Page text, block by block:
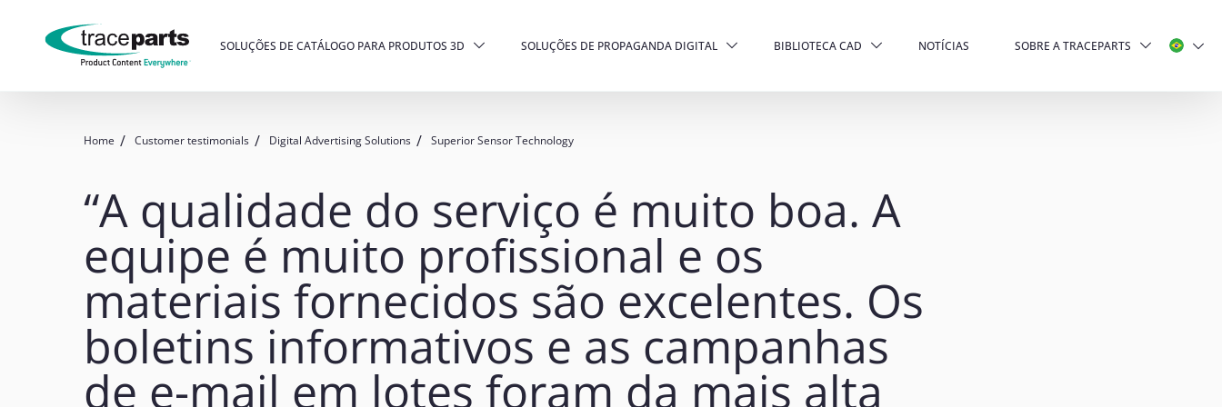
SOLUÇÕES DE CATÁLOGO PARA PRODUTOS 3D SOLUÇÕES DE PROPAGANDA DIGITAL BIBLIOTECA CAD NOTÍCIAS SOBRE A TRACEPARTS
Home Customer testimonials Digital Advertising Solutions Superior Sensor Technology
“A qualidade do serviço é muito boa. A
equipe é muito profissional e os
materiais fornecidos são excelentes. Os
boletins informativos e as campanhas
de e-mail em lotes foram da mais alta